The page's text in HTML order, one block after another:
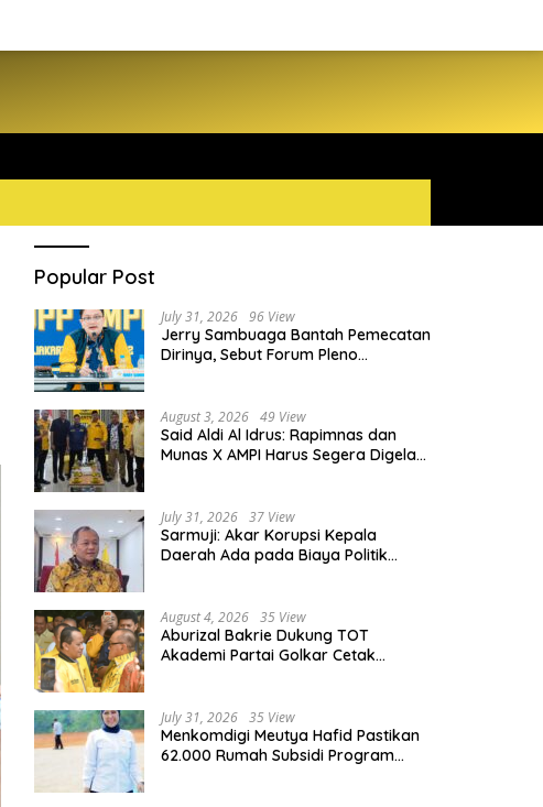
Popular Post
July 31, 2026 96 View
Jerry Sambuaga Bantah Pemecatan
Dirinya, Sebut Forum Pleno
August 3, 2026 49 View
Said Aldi Al Idrus: Rapimnas dan
Munas X AMPI Harus Segera Digelar
July 31, 2026 37 View
Sarmuji: Akar Korupsi Kepala
Daerah Ada pada Biaya Politik
August 4, 2026 35 View
Aburizal Bakrie Dukung TOT
Akademi Partai Golkar Cetak
July 31, 2026 35 View
Menkomdigi Meutya Hafid Pastikan
62.000 Rumah Subsidi Program